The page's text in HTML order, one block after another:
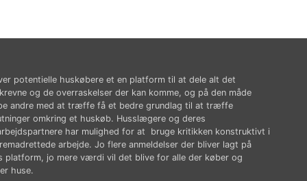
potentielle huskøbere et en platform til at dele alt det
og de overraskelser der kan komme, og på den måde
andre med at træffe få et bedre grundlag til at træffe
omkring et huskøb. Husslægere og deres
har mulighed for at bruge kritikken konstruktivt i
arbejde. Jo flere anmeldelser der bliver lagt på
platform, jo mere værdi vil det blive for alle der køber og
huse.